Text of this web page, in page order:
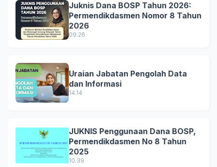
Juknis Dana BOSP Tahun 2026:
Permendikdasmen Nomor 8 Tahun
2026
09.26
Uraian Jabatan Pengolah Data
dan Informasi
14.14
JUKNIS Penggunaan Dana BOSP,
Permendikdasmen No 8 Tahun
2025
10.39